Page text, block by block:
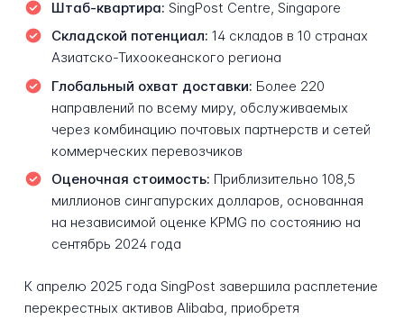
Штаб-квартира: SingPost Centre, Singapore
Складской потенциал: 14 складов в 10 странах
Азиатско-Тихоокеанского региона
Глобальный охват доставки: Более 220
направлений по всему миру, обслуживаемых
через комбинацию почтовых партнерств и сетей
коммерческих перевозчиков
Оценочная стоимость: Приблизительно 108,5
миллионов сингапурских долларов, основанная
на независимой оценке KPMG по состоянию на
сентябрь 2024 года
К апрелю 2025 года SingPost завершила расплетение
перекрестных активов Alibaba, приобретя